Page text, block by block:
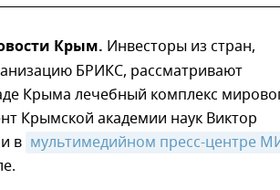
Крым. Инвесторы из стран,
БРИКС, рассматривают
Крыма лечебный комплекс
Крымской академии наук Виктор
в мультимедийном пресс-центре